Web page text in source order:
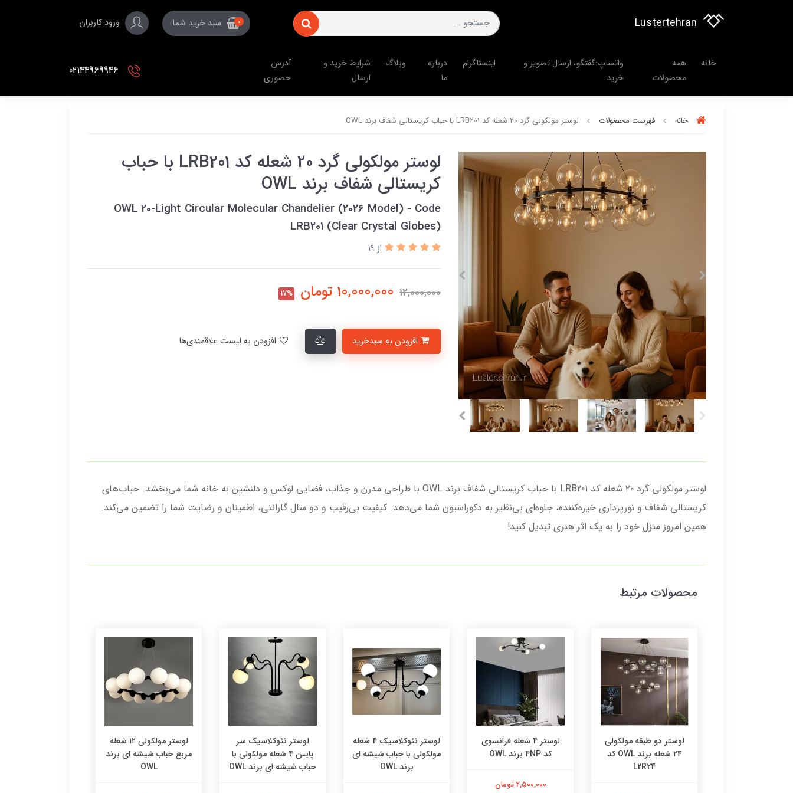
Lustertehran
0 سبد خرید شما ورود کاربران
خانه
همه
محصولات
واتساپ:گفتگو، ارسال تصویر و
خرید
اینستاگرام
درباره
ما
وبلاگ
شرایط خرید و
ارسال
آدرس
حضوری
خانه فهرست محصولات لوستر مولکولی گرد ۲۰ شعله کد LRB201 با حباب کریستالی شفاف برند OWL
لوستر مولکولی گرد ۲۰ شعله کد LRB201 با حباب
کریستالی شفاف برند OWL
OWL 20-Light Circular Molecular Chandelier (2026 Model) - Code
LRB201 (Clear Crystal Globes)
از 19
12,000,000
10,000,000 تومان 17%
لوستر مولکولی گرد ۲۰ شعله کد LRB201 با حباب کریستالی شفاف برند OWL با طراحی مدرن و جذاب، فضایی لوکس و دلنشین به خانه شما می‌بخشد. حباب‌های
کریستالی شفاف و نورپردازی خیره‌کننده، جلوه‌ای بی‌نظیر به دکوراسیون شما می‌دهد. کیفیت بی‌رقیب و دو سال گارانتی، اطمینان و رضایت شما را تضمین می‌کند.
همین امروز منزل خود را به یک اثر هنری تبدیل کنید!
محصولات مرتبط
لوستر دو طبقه مولکولی
۲۴ شعله برند OWL کد
L2R24
لوستر 4 شعله فرانسوی
کد 4NP برند OWL
2,500,000 تومان
لوستر نئوکلاسیک 4 شعله
مولکولی با حباب شیشه ای
برند OWL
لوستر نئوکلاسیک سر
پایین 4 شعله مولکولی با
حباب شیشه ای برند OWL
لوستر مولکولی ۱۲ شعله
مربع حباب شیشه ای برند
OWL